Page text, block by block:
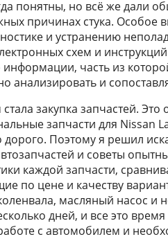
понятны, но всё же дали
причинах стука. Особое
и устранению
схем и
часть из
анализировать и
закупка запчастей.
запчасти для Nissan
дорого. Поэтому я решил
и советы
каждой запчасти,
по цене и качеству
масляный насос и
дней, и все это
с автомобилем и